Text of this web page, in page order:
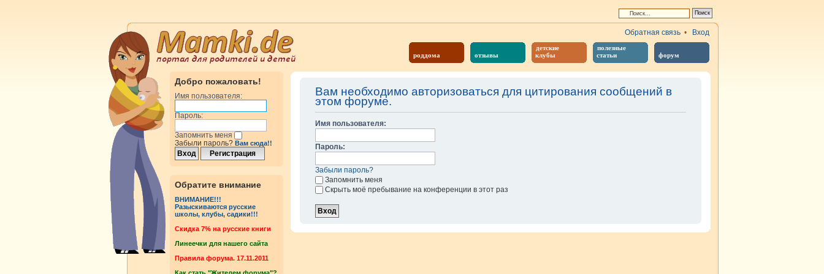
роддома отзывы
детские
клубы
полезные
статьи
форум
Обратная связь • Вход
Добро пожаловать!
Имя пользователя:
Пароль:
Запомнить меня
Забыли пароль? Вам сюда!!
Обратите внимание
ВНИМАНИЕ!!!
Разыскиваются русские
школы, клубы, садики!!!
Cкидка 7% на русские книги
Линеечки для нашего сайта
Правила форума. 17.11.2011
Вам необходимо авторизоваться для цитирования сообщений в
этом форуме.
Имя пользователя:
Пароль:
Забыли пароль?
Запомнить меня
Скрыть моё пребывание на конференции в этот раз